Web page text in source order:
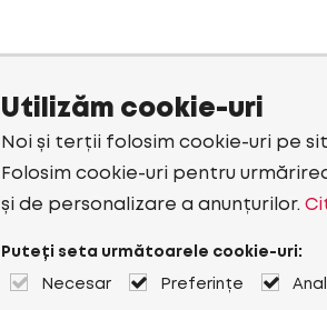
Utilizăm cookie-uri
Noi și terții folosim cookie-uri pe
Folosim cookie-uri pentru
și de personalizare a anunțurilor.
Puteți seta următoarele cookie-uri:
Necesar Preferințe